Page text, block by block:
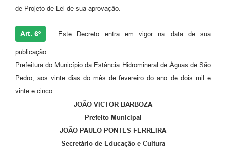
de Projeto de Lei de sua aprovação.
Art. 6º Este Decreto entra em vigor na data de sua
publicação.
Prefeitura do Município da Estância Hidromineral de Águas de São
Pedro, aos vinte dias do mês de fevereiro do ano de dois mil e
vinte e cinco.
JOÃO VICTOR BARBOZA
Prefeito Municipal
JOÃO PAULO PONTES FERREIRA
Secretário de Educação e Cultura